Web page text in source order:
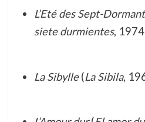
L’Eté des Sept-
siete durmientes,
La Sibylle(La Sibila,